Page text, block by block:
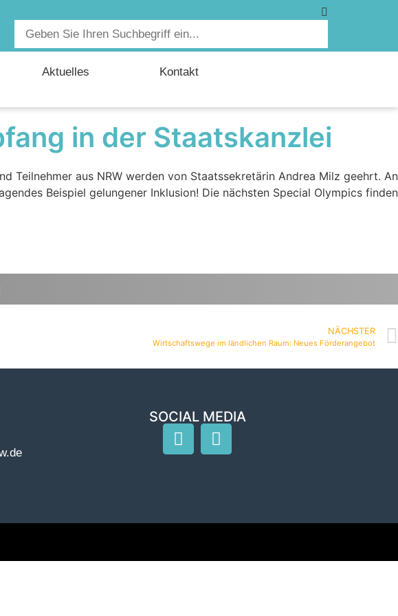
Aktuelles Kontakt
in der Staatskanzlei
Teilnehmer aus NRW werden von Staatssekretärin Andrea Milz geehrt. An
Beispiel gelungener Inklusion! Die nächsten Special Olympics finden
NÄCHSTER
Wirtschaftswege im ländlichen Raum: Neues Förderangebot
SOCIAL MEDIA